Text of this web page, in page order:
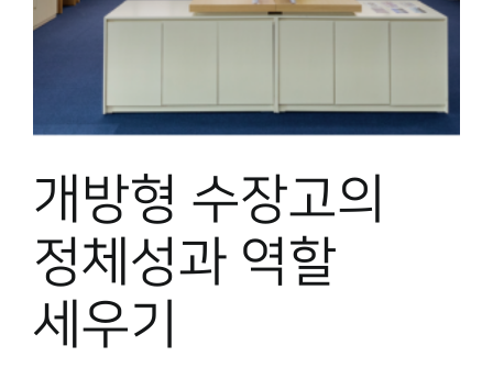
원문보기 PDF
개방형 수장고의
정체성과 역할
세우기